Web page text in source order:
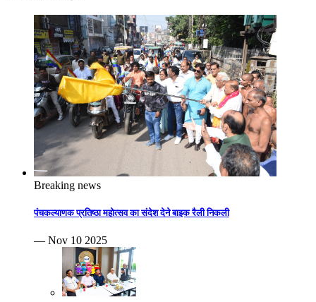
Breaking news
पंचकल्याणक प्रतिष्ठा महोत्सव का संदेश देने बाइक रैली निकली
— Nov 10 2025